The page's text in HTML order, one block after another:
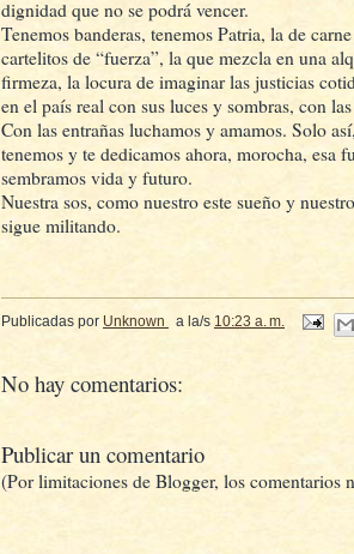
dignidad que no se podrá vencer.
Tenemos banderas, tenemos Patria, la de
cartelitos de “fuerza”, la que mezcla en una
firmeza, la locura de imaginar las justicias
en el país real con sus luces y sombras, con
Con las entrañas luchamos y amamos. Solo
tenemos y te dedicamos ahora, morocha, esa
sembramos vida y futuro.
Nuestra sos, como nuestro este sueño y
sigue militando.
Publicadas por Unknown a la/s 10:23 a. m.
No hay comentarios:
Publicar un comentario
(Por limitaciones de Blogger, los comentarios